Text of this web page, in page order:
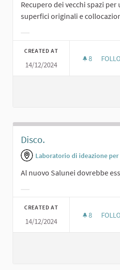
Recupero dei vecchi spazi
superfici originali e
CREATED AT
14/12/2024
8 8
Disco.
Laboratorio di ideazione per
Al nuovo Salunei dovrebbe
CREATED AT
14/12/2024
8 8